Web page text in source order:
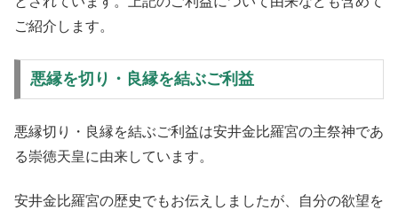
ご紹介します。
悪縁を切り・良縁を結ぶご利益
悪縁切り・良縁を結ぶご利益は安井金比羅宮の主祭神であ
る崇徳天皇に由来しています。
安井金比羅宮の歴史でもお伝えしましたが、自分の欲望を